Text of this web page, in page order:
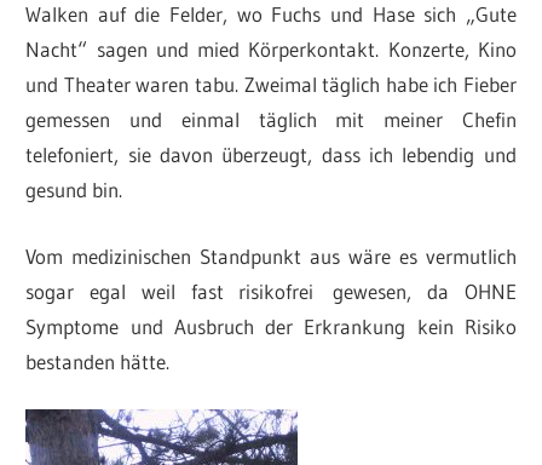
Walken auf die Felder, wo Fuchs und Hase sich „Gute
Nacht“ sagen und mied Körperkontakt. Konzerte, Kino
und Theater waren tabu. Zweimal täglich habe ich Fieber
gemessen und einmal täglich mit meiner Chefin
telefoniert, sie davon überzeugt, dass ich lebendig und
gesund bin.
Vom medizinischen Standpunkt aus wäre es vermutlich
sogar egal weil fast risikofrei gewesen, da OHNE
Symptome und Ausbruch der Erkrankung kein Risiko
bestanden hätte.